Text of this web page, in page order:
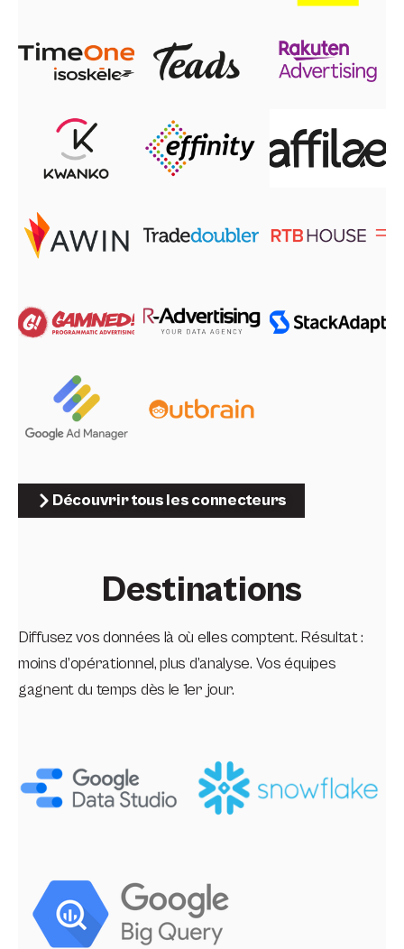
Découvrir tous les connecteurs
Destinations
Diffusez vos données là où elles comptent. Résultat :
moins d’opérationnel, plus d’analyse. Vos équipes
gagnent du temps dès le 1er jour.